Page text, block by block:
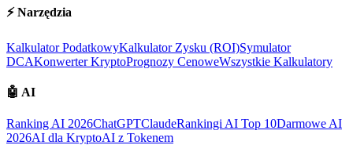
⚡ Narzędzia
Kalkulator PodatkowyKalkulator Zysku (ROI)Symulator
DCAKonwerter KryptoPrognozy CenoweWszystkie Kalkulatory
🤖 AI
Ranking AI 2026ChatGPTClaudeRankingi AI Top 10Darmowe AI
2026AI dla KryptoAI z Tokenem